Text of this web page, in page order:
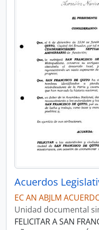
Acuerdos
EC AN ABJLM
Unidad documental
FELICITAR A SAN